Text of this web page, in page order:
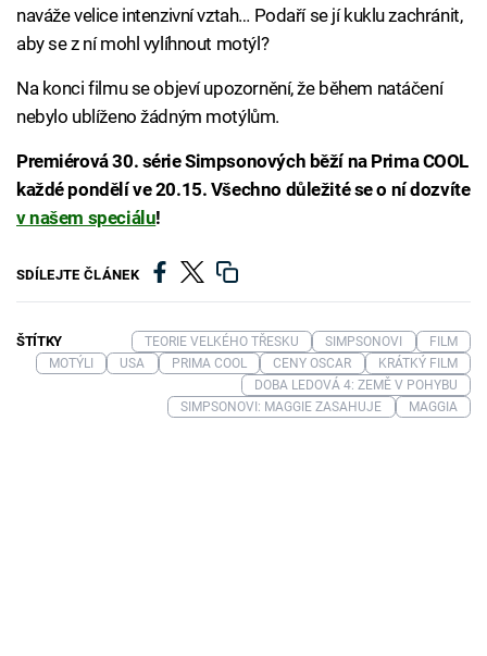
naváže velice intenzivní vztah… Podaří se jí kuklu zachránit,
aby se z ní mohl vylíhnout motýl?
Na konci filmu se objeví upozornění, že během natáčení
nebylo ublíženo žádným motýlům.
Premiérová 30. série Simpsonových běží na Prima COOL
každé pondělí ve 20.15. Všechno důležité se o ní dozvíte
v našem speciálu!
SDÍLEJTE ČLÁNEK
ŠTÍTKY TEORIE VELKÉHO TŘESKU SIMPSONOVI
FILM
MOTÝLI
USA PRIMA COOL CENY OSCAR
KRÁTKÝ FILM
DOBA LEDOVÁ 4: ZEMĚ V POHYBU
SIMPSONOVI: MAGGIE ZASAHUJE
MAGGIA